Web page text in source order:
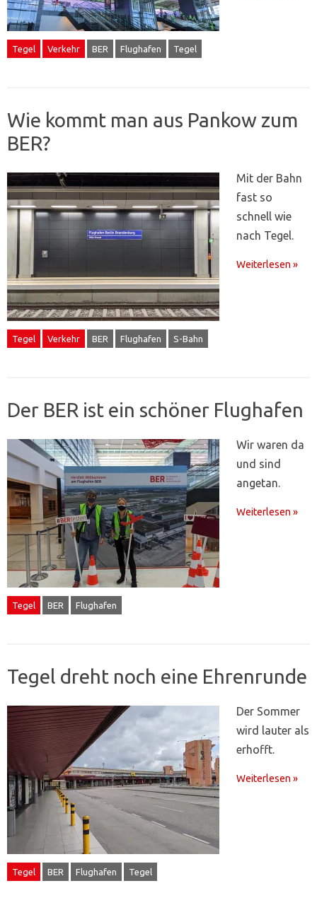
Tegel Verkehr BER Flughafen Tegel
Wie kommt man aus Pankow zum
BER?
Mit der Bahn
fast so
schnell wie
nach Tegel.
Weiterlesen »
Tegel Verkehr BER Flughafen S-Bahn
Der BER ist ein schöner Flughafen
Wir waren da
und sind
angetan.
Weiterlesen »
Tegel BER Flughafen
Tegel dreht noch eine Ehrenrunde
Der Sommer
wird lauter als
erhofft.
Weiterlesen »
Tegel BER Flughafen Tegel